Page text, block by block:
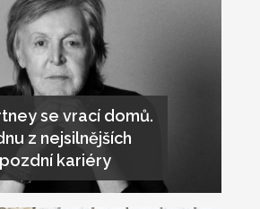
se vrací domů.
z nejsilnějších
kariéry